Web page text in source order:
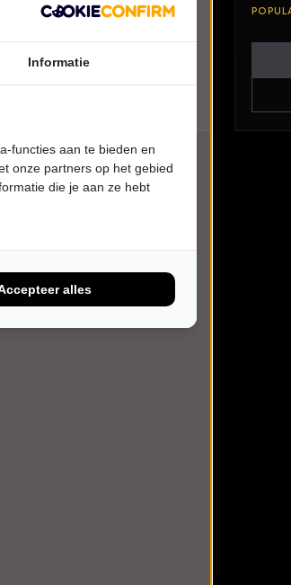
Tickets
Meer info
Informatie
functies aan te bieden en
onze partners op het gebied
die je aan ze hebt
alles